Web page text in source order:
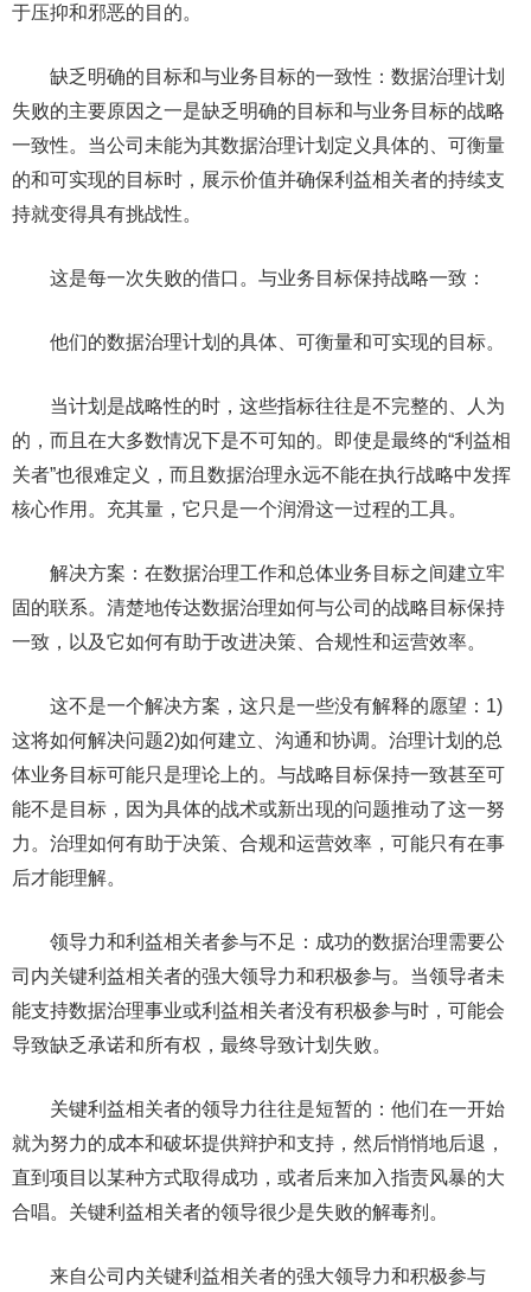
于压抑和邪恶的目的。
缺乏明确的目标和与业务目标的一致性：数据治理计划
失败的主要原因之一是缺乏明确的目标和与业务目标的战略
一致性。当公司未能为其数据治理计划定义具体的、可衡量
的和可实现的目标时，展示价值并确保利益相关者的持续支
持就变得具有挑战性。
这是每一次失败的借口。与业务目标保持战略一致：
他们的数据治理计划的具体、可衡量和可实现的目标。
当计划是战略性的时，这些指标往往是不完整的、人为
的，而且在大多数情况下是不可知的。即使是最终的“利益相
关者”也很难定义，而且数据治理永远不能在执行战略中发挥
核心作用。充其量，它只是一个润滑这一过程的工具。
解决方案：在数据治理工作和总体业务目标之间建立牢
固的联系。清楚地传达数据治理如何与公司的战略目标保持
一致，以及它如何有助于改进决策、合规性和运营效率。
这不是一个解决方案，这只是一些没有解释的愿望：1)
这将如何解决问题2)如何建立、沟通和协调。治理计划的总
体业务目标可能只是理论上的。与战略目标保持一致甚至可
能不是目标，因为具体的战术或新出现的问题推动了这一努
力。治理如何有助于决策、合规和运营效率，可能只有在事
后才能理解。
领导力和利益相关者参与不足：成功的数据治理需要公
司内关键利益相关者的强大领导力和积极参与。当领导者未
能支持数据治理事业或利益相关者没有积极参与时，可能会
导致缺乏承诺和所有权，最终导致计划失败。
关键利益相关者的领导力往往是短暂的：他们在一开始
就为努力的成本和破坏提供辩护和支持，然后悄悄地后退，
直到项目以某种方式取得成功，或者后来加入指责风暴的大
合唱。关键利益相关者的领导很少是失败的解毒剂。
来自公司内关键利益相关者的强大领导力和积极参与